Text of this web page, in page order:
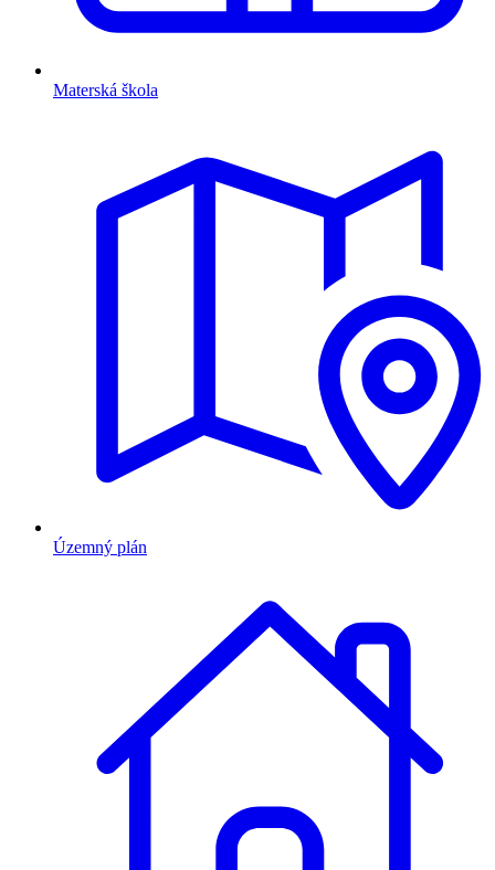
Materská škola
Územný plán